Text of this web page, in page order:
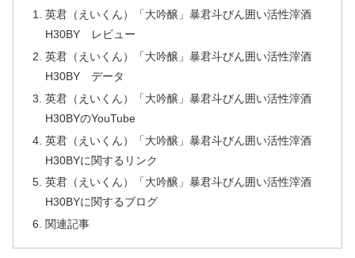
英君（えいくん）「大吟醸」暴君斗びん囲い活性滓酒
H30BY レビュー
英君（えいくん）「大吟醸」暴君斗びん囲い活性滓酒
H30BY データ
英君（えいくん）「大吟醸」暴君斗びん囲い活性滓酒
H30BYのYouTube
英君（えいくん）「大吟醸」暴君斗びん囲い活性滓酒
H30BYに関するリンク
英君（えいくん）「大吟醸」暴君斗びん囲い活性滓酒
H30BYに関するブログ
関連記事